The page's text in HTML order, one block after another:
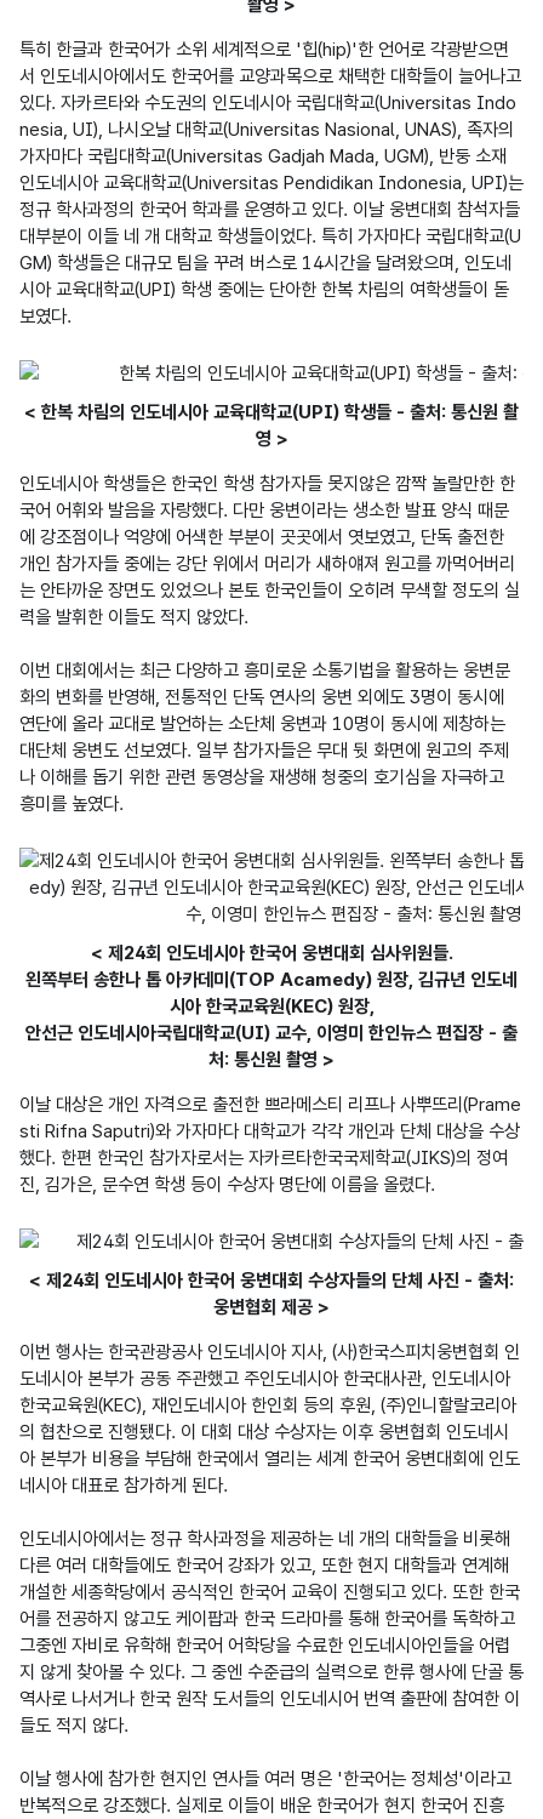
특히 한글과 한국어가 소위 세계적으로 '힙(hip)'한 언어로 각광받으면
서 인도네시아에서도 한국어를 교양과목으로 채택한 대학들이 늘어나고
있다. 자카르타와 수도권의 인도네시아 국립대학교(Universitas Indo
nesia, UI), 나시오날 대학교(Universitas Nasional, UNAS), 족자의
가자마다 국립대학교(Universitas Gadjah Mada, UGM), 반둥 소재
인도네시아 교육대학교(Universitas Pendidikan Indonesia, UPI)는
정규 학사과정의 한국어 학과를 운영하고 있다. 이날 웅변대회 참석자들
대부분이 이들 네 개 대학교 학생들이었다. 특히 가자마다 국립대학교(U
GM) 학생들은 대규모 팀을 꾸려 버스로 14시간을 달려왔으며, 인도네
시아 교육대학교(UPI) 학생 중에는 단아한 한복 차림의 여학생들이 돋
보였다.
< 한복 차림의 인도네시아 교육대학교(UPI) 학생들 - 출처: 통신원 촬
영 >
인도네시아 학생들은 한국인 학생 참가자들 못지않은 깜짝 놀랄만한 한
국어 어휘와 발음을 자랑했다. 다만 웅변이라는 생소한 발표 양식 때문
에 강조점이나 억양에 어색한 부분이 곳곳에서 엿보였고, 단독 출전한
개인 참가자들 중에는 강단 위에서 머리가 새하얘져 원고를 까먹어버리
는 안타까운 장면도 있었으나 본토 한국인들이 오히려 무색할 정도의 실
력을 발휘한 이들도 적지 않았다.
이번 대회에서는 최근 다양하고 흥미로운 소통기법을 활용하는 웅변문
화의 변화를 반영해, 전통적인 단독 연사의 웅변 외에도 3명이 동시에
연단에 올라 교대로 발언하는 소단체 웅변과 10명이 동시에 제창하는
대단체 웅변도 선보였다. 일부 참가자들은 무대 뒷 화면에 원고의 주제
나 이해를 돕기 위한 관련 동영상을 재생해 청중의 호기심을 자극하고
흥미를 높였다.
< 제24회 인도네시아 한국어 웅변대회 심사위원들.
왼쪽부터 송한나 톱 아카데미(TOP Acamedy) 원장, 김규년 인도네
시아 한국교육원(KEC) 원장,
안선근 인도네시아국립대학교(UI) 교수, 이영미 한인뉴스 편집장 - 출
처: 통신원 촬영 >
이날 대상은 개인 자격으로 출전한 쁘라메스티 리프나 사뿌뜨리(Prame
sti Rifna Saputri)와 가자마다 대학교가 각각 개인과 단체 대상을 수상
했다. 한편 한국인 참가자로서는 자카르타한국국제학교(JIKS)의 정여
< 제24회 인도네시아 한국어 웅변대회 수상자들의 단체 사진 - 출처:
웅변협회 제공 >
이번 행사는 한국관광공사 인도네시아 지사, (사)한국스피치웅변협회 인
도네시아 본부가 공동 주관했고 주인도네시아 한국대사관, 인도네시아
한국교육원(KEC), 재인도네시아 한인회 등의 후원, (주)인니할랄코리아
의 협찬으로 진행됐다. 이 대회 대상 수상자는 이후 웅변협회 인도네시
아 본부가 비용을 부담해 한국에서 열리는 세계 한국어 웅변대회에 인도
네시아 대표로 참가하게 된다.
인도네시아에서는 정규 학사과정을 제공하는 네 개의 대학들을 비롯해
다른 여러 대학들에도 한국어 강좌가 있고, 또한 현지 대학들과 연계해
개설한 세종학당에서 공식적인 한국어 교육이 진행되고 있다. 또한 한국
어를 전공하지 않고도 케이팝과 한국 드라마를 통해 한국어를 독학하고
그중엔 자비로 유학해 한국어 어학당을 수료한 인도네시아인들을 어렵
지 않게 찾아볼 수 있다. 그 중엔 수준급의 실력으로 한류 행사에 단골 통
역사로 나서거나 한국 원작 도서들의 인도네시어 번역 출판에 참여한 이
들도 적지 않다.
이날 행사에 참가한 현지인 연사들 여러 명은 '한국어는 정체성'이라고
반복적으로 강조했다. 실제로 이들이 배운 한국어가 현지 한국어 진흥